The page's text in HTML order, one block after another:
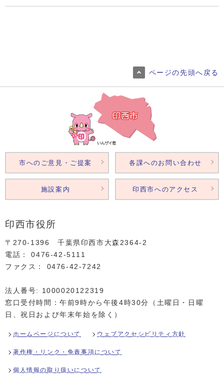
ページの先頭へ戻る
印西市役所
〒270-1396 千葉県印西市大森2364‐2
電話： 0476‐42‐5111
ファクス： 0476‐42‐7242
法人番号: 1000020122319
窓口受付時間：午前9時から午後4時30分（土曜日・日曜
日、祝日および年末年始を除く）
ホームページについて ウェブアクセシビリティ方針
著作権・リンク・免責事項について
個人情報の取り扱いについて
市へのご意見・ご提案 各課へのお問い合わせ
施設案内 印西市へのアクセス